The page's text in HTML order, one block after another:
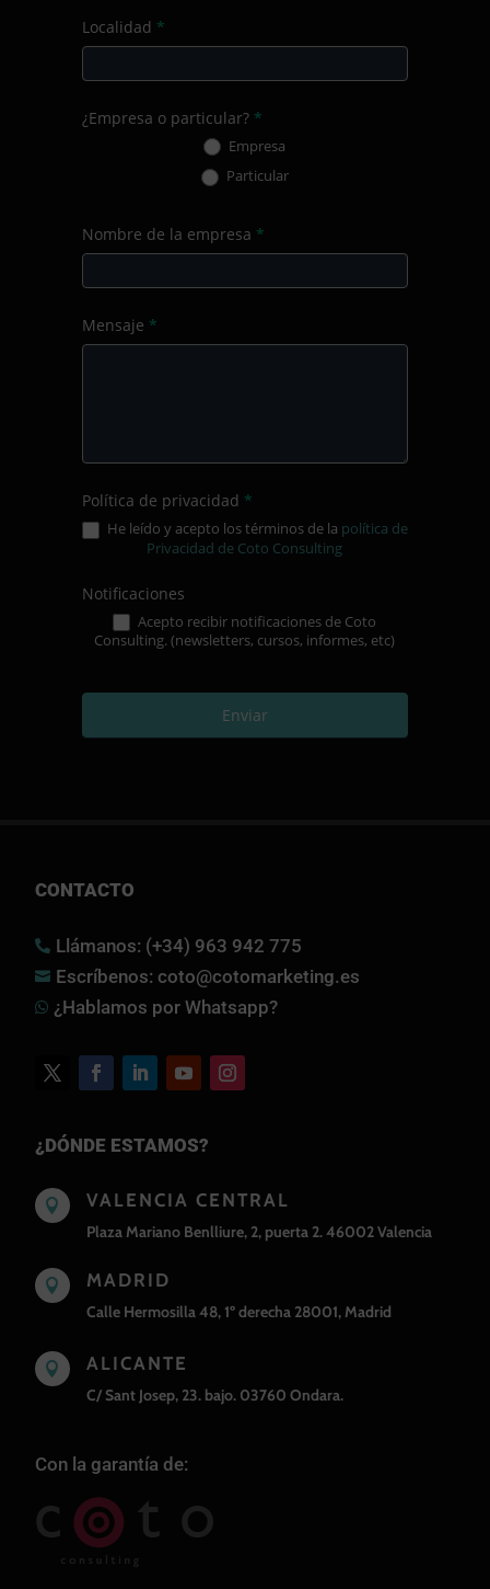
Localidad *
¿Empresa o particular? *
Empresa
Particular
Nombre de la empresa *
Mensaje *
Política de privacidad *
He leído y acepto los términos de la política de
Privacidad de Coto Consulting
Notificaciones
Acepto recibir notificaciones de Coto
Consulting. (newsletters, cursos, informes, etc)
Enviar
CONTACTO
 Llámanos: (+34) 963 942 775
 Escríbenos: coto@cotomarketing.es
 ¿Hablamos por Whatsapp?
¿DÓNDE ESTAMOS?
 VALENCIA CENTRAL
Plaza Mariano Benlliure, 2, puerta 2. 46002 Valencia
 MADRID
Calle Hermosilla 48, 1º derecha 28001, Madrid
 ALICANTE
C/ Sant Josep, 23. bajo. 03760 Ondara.
Con la garantía de: